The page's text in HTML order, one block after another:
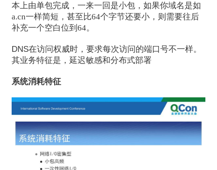
本上由单包完成，一来一回是小包，如果你域名是如
a.cn一样简短，甚至比64个字节还要小，则需要往后
补充一个空白位到64。
DNS在访问权威时，要求每次访问的端口号不一样。
其业务特征是，延迟敏感和分布式部署
系统消耗特征